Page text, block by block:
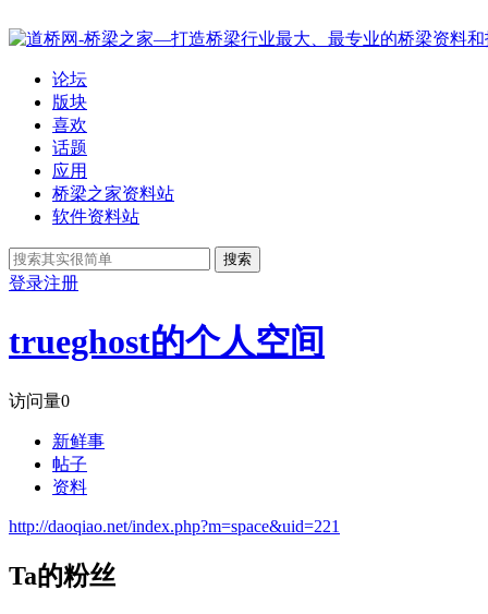
论坛
版块
喜欢
话题
应用
桥梁之家资料站
软件资料站
搜索
登录注册
trueghost的个人空间
访问量0
新鲜事
帖子
资料
http://daoqiao.net/index.php?m=space&uid=221
Ta的粉丝